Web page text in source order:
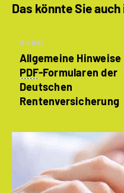
Das könnte Sie
Artikel
Allgemeine Hinweise
PDF-Formularen der
Deutschen
Rentenversicherung